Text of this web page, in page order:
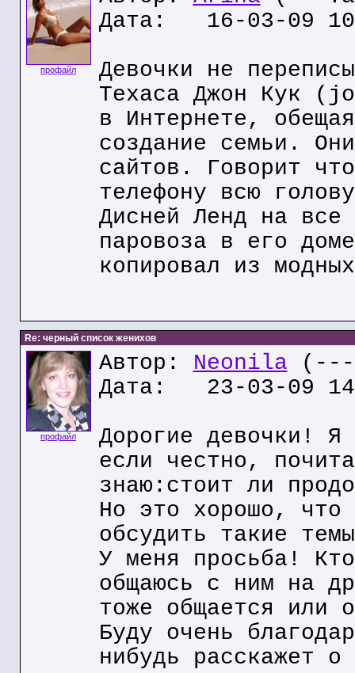
профайл
Дата: 16-03-09
Девочки не
Техаса Джон Кук
в Интернете,
создание семьи.
сайтов. Говорит
телефону всю
Дисней Ленд на
паровоза в его
копировал из
Re: черный список женихов
профайл
Автор: Neonila (---
Дата: 23-03-09
Дорогие девочки!
если честно,
знаю:стоит ли
Но это хорошо, что
обсудить такие
У меня просьба!
общаюсь с ним на
тоже общается или
Буду очень
нибудь расскажет